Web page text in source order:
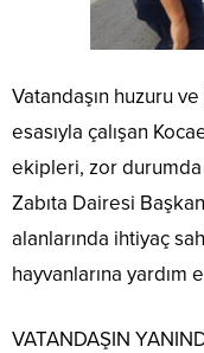
Vatandaşın huzuru
esasıyla çalışan
ekipleri, zor durumda
Zabıta Dairesi
alanlarında ihtiyaç
hayvanlarına yardım
VATANDAŞIN